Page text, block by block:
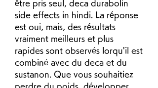
être pris seul, deca durabolin
side effects in hindi. La réponse
est oui, mais, des résultats
vraiment meilleurs et plus
rapides sont observés lorqu'il est
combiné avec du deca et du
sustanon. Que vous souhaitiez
perdre du poids, développer